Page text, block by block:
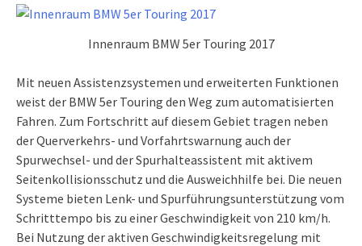
Innenraum BMW 5er Touring 2017
Mit neuen Assistenzsystemen und erweiterten Funktionen
weist der BMW 5er Touring den Weg zum automatisierten
Fahren. Zum Fortschritt auf diesem Gebiet tragen neben
der Querverkehrs- und Vorfahrtswarnung auch der
Spurwechsel- und der Spurhalteassistent mit aktivem
Seitenkollisionsschutz und die Ausweichhilfe bei. Die neuen
Systeme bieten Lenk- und Spurführungsunterstützung vom
Schritttempo bis zu einer Geschwindigkeit von 210 km/h.
Bei Nutzung der aktiven Geschwindigkeitsregelung mit